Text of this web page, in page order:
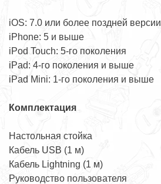
iOS: 7.0 или более поздней версии
iPhone: 5 и выше
iPod Touch: 5-го поколения
iPad: 4-го поколения и выше
iPad Mini: 1-го поколения и выше
Комплектация
Настольная стойка
Кабель USB (1 м)
Кабель Lightning (1 м)
Руководство пользователя